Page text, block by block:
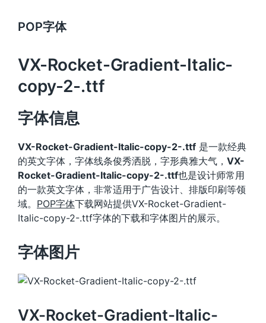
POP字体
VX-Rocket-Gradient-Italic-
copy-2-.ttf
字体信息
VX-Rocket-Gradient-Italic-copy-2-.ttf 是一款经典
的英文字体，字体线条俊秀洒脱，字形典雅大气， VX-
Rocket-Gradient-Italic-copy-2-.ttf也是设计师常用
的一款英文字体，非常适用于广告设计、排版印刷等领
域。 POP字体下载网站提供VX-Rocket-Gradient-
Italic-copy-2-.ttf字体的下载和字体图片的展示。
字体图片
VX-Rocket-Gradient-Italic-